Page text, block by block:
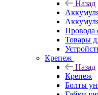
Назад
Провода
Товары
Крепеж
Назад
Крепеж
Болты